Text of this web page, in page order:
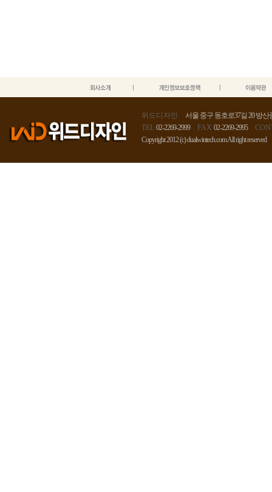
위드디자인
서울 중구 동호로37길 20 방산
TEL 02-2269-2999 FAX 02-2269-2995
Copyright 2012 (c) dualwintech.com All right reserved